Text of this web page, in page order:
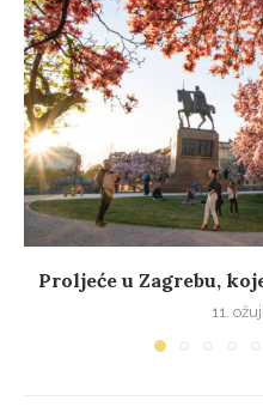
Proljeće u Zagrebu,
11.